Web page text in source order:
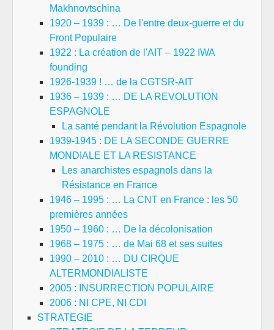
Makhnovtschina
1920 – 1939 : … De l'entre deux-guerre et du
Front Populaire
1922 : La création de l'AIT – 1922 IWA
founding
1926-1939 ! … de la CGTSR-AIT
1936 – 1939 : … DE LA REVOLUTION
ESPAGNOLE
La santé pendant la Révolution Espagnole
1939-1945 : DE LA SECONDE GUERRE
MONDIALE ET LA RESISTANCE
Les anarchistes espagnols dans la
Résistance en France
1946 – 1995 : … La CNT en France : les 50
premières années
1950 – 1960 : … De la décolonisation
1968 – 1975 : … de Mai 68 et ses suites
1990 – 2010 : … DU CIRQUE
ALTERMONDIALISTE
2005 : INSURRECTION POPULAIRE
2006 : NI CPE, NI CDI
STRATEGIE